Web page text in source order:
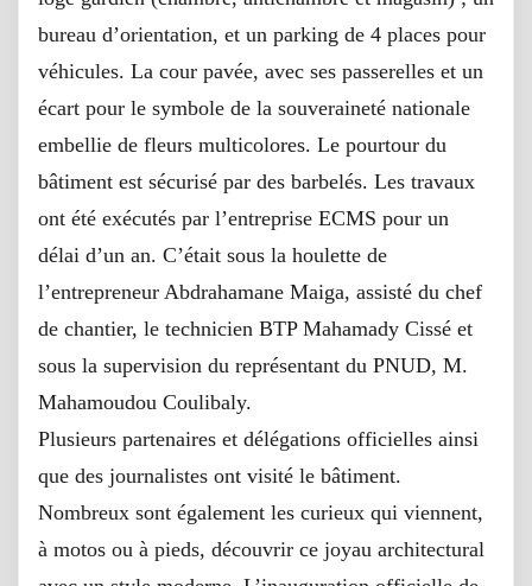
bureau d’orientation, et un parking de 4 places pour
véhicules. La cour pavée, avec ses passerelles et un
écart pour le symbole de la souveraineté nationale
embellie de fleurs multicolores. Le pourtour du
bâtiment est sécurisé par des barbelés. Les travaux
ont été exécutés par l’entreprise ECMS pour un
délai d’un an. C’était sous la houlette de
l’entrepreneur Abdrahamane Maiga, assisté du chef
de chantier, le technicien BTP Mahamady Cissé et
sous la supervision du représentant du PNUD, M.
Mahamoudou Coulibaly.
Plusieurs partenaires et délégations officielles ainsi
que des journalistes ont visité le bâtiment.
Nombreux sont également les curieux qui viennent,
à motos ou à pieds, découvrir ce joyau architectural